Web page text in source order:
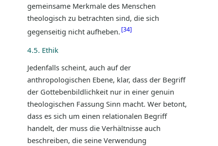
gemeinsame Merkmale des Menschen
theologisch zu betrachten sind, die sich
gegenseitig nicht aufheben. 34
4.5. Ethik
Jedenfalls scheint, auch auf der
anthropologischen Ebene, klar, dass der Begriff
der Gottebenbildlichkeit nur in einer genuin
theologischen Fassung Sinn macht. Wer betont,
dass es sich um einen relationalen Begriff
handelt, der muss die Verhältnisse auch
beschreiben, die seine Verwendung